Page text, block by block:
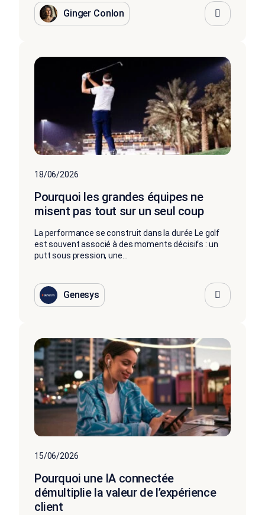
Ginger Conlon
18/06/2026
Pourquoi les grandes équipes ne
misent pas tout sur un seul coup
La performance se construit dans la durée Le golf
est souvent associé à des moments décisifs : un
putt sous pression, une...
Genesys
15/06/2026
Pourquoi une IA connectée
démultiplie la valeur de l’expérience
client